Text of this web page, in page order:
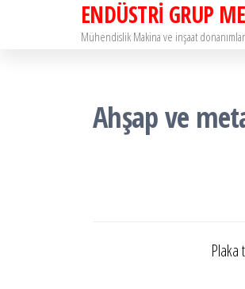
ENDÜSTRİ GRUP
Mühendislik Makina ve inşaat
Ahşap ve
Plaka